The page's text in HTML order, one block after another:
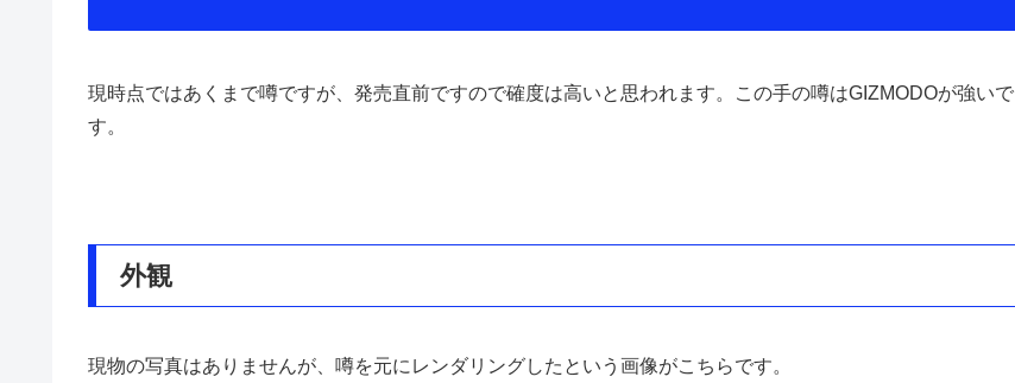
現時点ではあくまで噂ですが、発売直前ですので確度は高いと思われます。この手の噂はGIZMODOが強いで
す。
外観
現物の写真はありませんが、噂を元にレンダリングしたという画像がこちらです。